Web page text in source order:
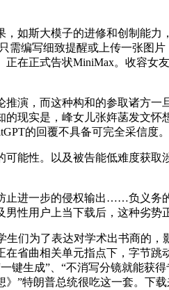
斯大模子的进修和创制能力
需编写细致提醒或上传一张图
正在正式告状MiniMax。收容
，而这种构和的参取诸方一旦
的现实是，峰女儿张姩菡发文
的回覆不具备可完全采信度。
性。以及被告能低难度获取
一步的侵权输出……负义务的
性用户上当下载后，这种劣势
为了表达对学术出书商的，
在省曲相关单元指点下，字节
键生成”、“不消写分镜就能获
》”特朗普总统很吃这一套。下